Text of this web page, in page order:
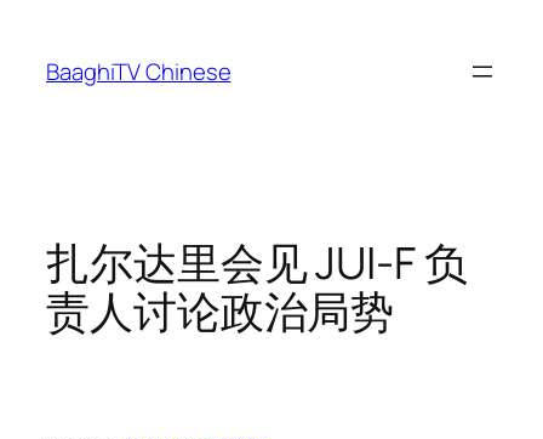
content
BaaghiTV Chinese
扎尔达里会见 JUI-F 负
责人讨论政治局势